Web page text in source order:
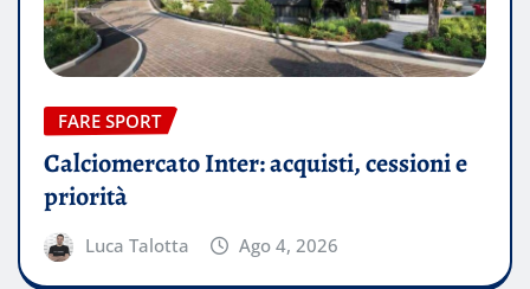
FARE SPORT
Calciomercato Inter: acquisti, cessioni e
priorità
Luca Talotta Ago 4, 2026